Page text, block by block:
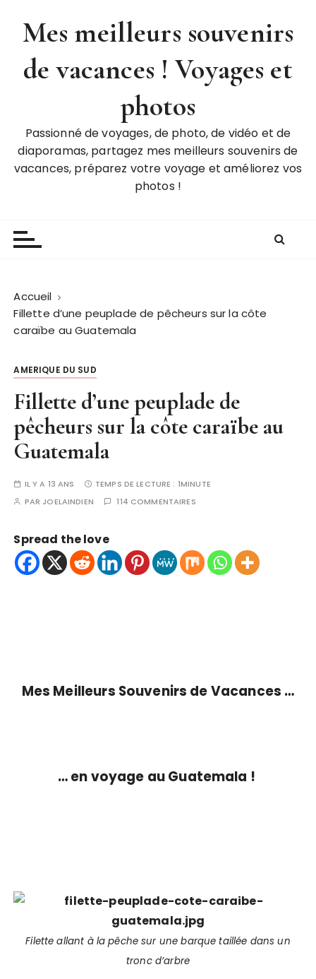
Mes meilleurs souvenirs
de vacances ! Voyages et
photos
Passionné de voyages, de photo, de vidéo et de
diaporamas, partagez mes meilleurs souvenirs de
vacances, préparez votre voyage et améliorez vos
photos !
Accueil
Fillette d’une peuplade de pêcheurs sur la côte
caraïbe au Guatemala
AMERIQUE DU SUD
Fillette d’une peuplade de
pêcheurs sur la côte caraïbe au
Guatemala
IL Y A 13 ANS TEMPS DE LECTURE : 1MINUTE
PAR JOELAINDIEN 114 COMMENTAIRES
Spread the love
Mes Meilleurs Souvenirs de Vacances …
… en voyage au Guatemala !
Filette allant à la pêche sur une barque taillée dans un
tronc d’arbre